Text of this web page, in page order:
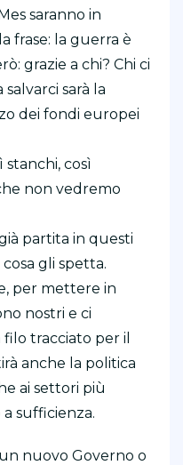
saranno in
frase: la guerra è
grazie a chi? Chi ci
salvarci sarà la
dei fondi europei
così
non vedremo
partita in questi
gli spetta.
per mettere in
nostri e ci
tracciato per il
anche la politica
ai settori più
sufficienza.
un nuovo Governo o